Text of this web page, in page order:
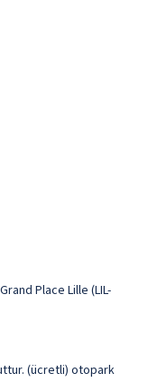
Place Lille (LIL-
(ücretli) otopark